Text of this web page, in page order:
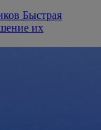
Быстрая
их